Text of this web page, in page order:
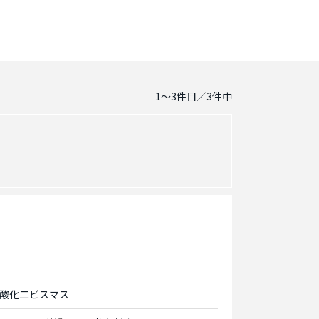
1～3件目／3件中
化二ビスマス